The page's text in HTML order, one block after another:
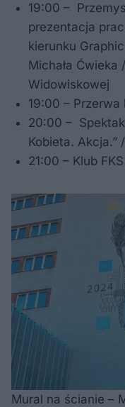
19:00 –
prezentacja
kierunku
Michała Ćwieka
Widowiskowej
19:00 – Przerwa
20:00 –
Kobieta. Akcja.”
21:00 – Klub
Mural na ścianie –